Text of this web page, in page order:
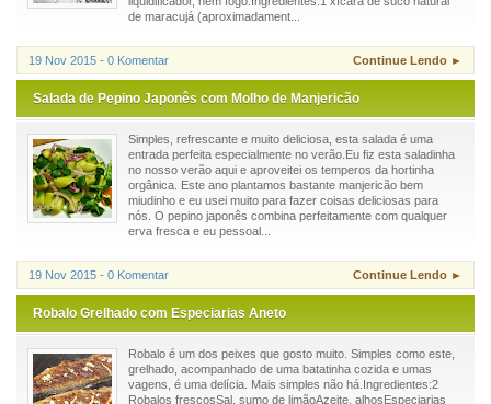
de maracujá (aproximadament...
19 Nov 2015 - 0 Komentar Continue Lendo ►
Salada de Pepino Japonês com Molho de Manjericão
Simples, refrescante e muito deliciosa, esta salada é uma
entrada perfeita especialmente no verão.Eu fiz esta saladinha
no nosso verão aqui e aproveitei os temperos da hortinha
orgânica. Este ano plantamos bastante manjericão bem
miudinho e eu usei muito para fazer coisas deliciosas para
nós. O pepino japonês combina perfeitamente com qualquer
erva fresca e eu pessoal...
19 Nov 2015 - 0 Komentar Continue Lendo ►
Robalo Grelhado com Especiarias Aneto
Robalo é um dos peixes que gosto muito. Simples como este,
grelhado, acompanhado de uma batatinha cozida e umas
vagens, é uma delícia. Mais simples não há.Ingredientes:2
Robalos frescosSal, sumo de limãoAzeite, alhosEspeciarias